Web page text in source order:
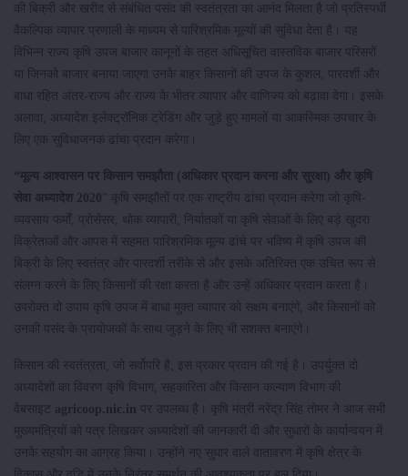
की बिक्री और खरीद से संबंधित पसंद की स्वतंत्रता का आनंद मिलता है जो प्रतिस्पर्धी
वैकल्पिक व्यापार प्रणाली के माध्यम से पारिश्रमिक मूल्‍यों की सुविधा देता है। यह
विभिन्न राज्य कृषि उपज बाजार कानूनों के तहत अधिसूचित वास्‍तविक बाजार परिसरों
या जिनको बाजार बनाया जाएगा उनके बाहर किसानों की उपज के कुशल, पारदर्शी और
बाधा रहित अंतर-राज्य और राज्‍य के भीतर व्यापार और वाणिज्य को बढ़ावा देगा। इसके
अलावा, अध्यादेश इलेक्ट्रॉनिक ट्रेडिंग और जुड़े हुए मामलों या आकस्मिक उपचार के
लिए एक सुविधाजनक ढांचा प्रदान करेगा।
“मूल्य आश्वासन पर किसान समझौता (अधिकार प्रदान करना और सुरक्षा) और कृषि
सेवा अध्यादेश 2020 ” कृषि समझौतों पर एक राष्ट्रीय ढांचा प्रदान करेगा जो कृषि-
व्यवसाय फर्मों, प्रोसेसर, थोक व्यापारी, निर्यातकों या कृषि सेवाओं के लिए बड़े खुदरा
विक्रेताओं और आपस में सहमत पारिश्रमिक मूल्य ढांचे पर भविष्य में कृषि उपज की
बिक्री के लिए स्‍वतंत्र और पारदर्शी तरीके से और इसके अतिरिक्‍त एक उचित रूप से
संलग्न करने के लिए किसानों की रक्षा करता है और उन्हें अधिकार प्रदान करता है।
उपरोक्त दो उपाय कृषि उपज में बाधा मुक्त व्यापार को सक्षम बनाएंगे, और किसानों को
उनकी पसंद के प्रायोजकों के साथ जुड़ने के लिए भी सशक्त बनाएंगे।
किसान की स्वतंत्रता, जो सर्वोपरि है, इस प्रकार प्रदान की गई है। उपर्युक्त दो
अध्यादेशों का विवरण कृषि विभाग, सहकारिता और किसान कल्याण विभाग की
वेबसाइट agricoop.nic.in
पर उपलब्ध है। कृषि मंत्री नरेंद्र सिंह तोमर ने आज सभी
मुख्यमंत्रियों को पत्र लिखकर अध्यादेशों की जानकारी दी और सुधारों के कार्यान्वयन में
उनके सहयोग का आग्रह किया। उन्होंने नए सुधार वाले वातावरण में कृषि क्षेत्र के